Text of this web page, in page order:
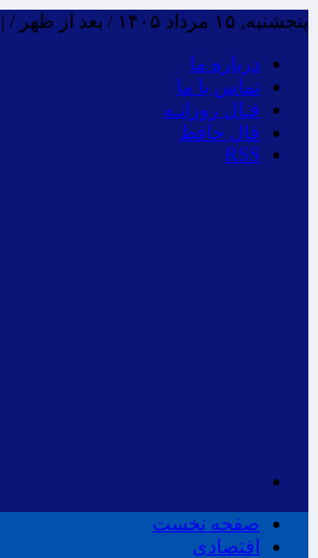
پنجشنبه, ۱۵ مرداد ۱۴۰۵ / بعد از ظهر / |
درباره ما
تماس با ما
فـال روزانـه
فال حافظ
RSS
صفحه نخست
اقتصادی